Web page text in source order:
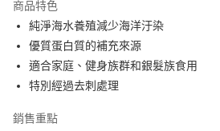
ATM付款
貨到付款
運送方式
冷凍7-11取貨(快速到店)
商品特色
純淨海水養殖減少海洋汙染
優質蛋白質的補充來源
適合家庭、健身族群和銀髮族食用
特別經過去刺處理
銷售重點